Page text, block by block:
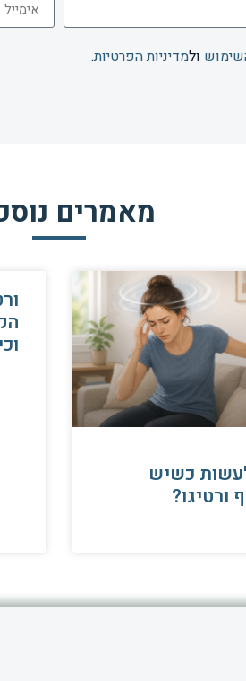
ולמדיניות הפרטיות.
מאמרים
כשיש
ורטיגו?